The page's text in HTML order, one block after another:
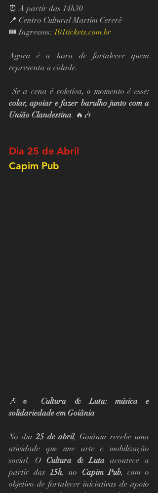
⏰ A partir das 14h30
📍 Centro Cultural Martim Cererê
🎟️ Ingressos: 101tickets.com.br
Agora é a hora de fortalecer quem
representa a cidade.
colar, apoiar e fazer barulho junto com a
União Clandestina. 🔥🎶
Dia 25 de Abril
Capim Pub
🎶✊ Cultura & Luta: música e
solidariedade em Goiânia
No dia 25 de abril, Goiânia recebe uma
atividade que une arte e mobilização
social. O Cultura & Luta acontece a
partir das 15h, no Capim Pub, com o
objetivo de fortalecer iniciativas de apoio